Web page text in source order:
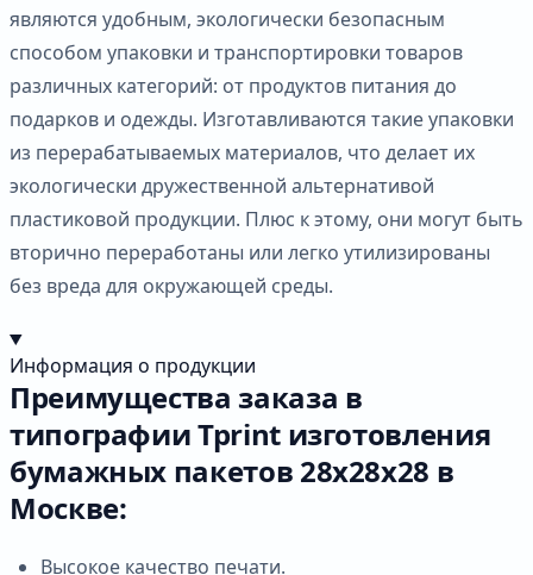
являются удобным, экологически безопасным
способом упаковки и транспортировки товаров
различных категорий: от продуктов питания до
подарков и одежды. Изготавливаются такие упаковки
из перерабатываемых материалов, что делает их
экологически дружественной альтернативой
пластиковой продукции. Плюс к этому, они могут быть
вторично переработаны или легко утилизированы
без вреда для окружающей среды.
Информация о продукции
Преимущества заказа в
типографии Tprint изготовления
бумажных пакетов 28х28х28 в
Москве:
Высокое качество печати.